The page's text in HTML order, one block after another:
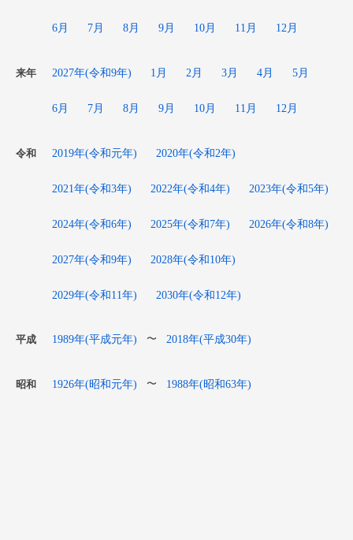
6月 7月 8月 9月 10月 11月 12月
来年 2027年(令和9年) 1月 2月 3月 4月 5月
6月 7月 8月 9月 10月 11月 12月
令和 2019年(令和元年) 2020年(令和2年)
2021年(令和3年) 2022年(令和4年) 2023年(令和5年)
2024年(令和6年) 2025年(令和7年) 2026年(令和8年)
2027年(令和9年) 2028年(令和10年)
2029年(令和11年) 2030年(令和12年)
平成 1989年(平成元年) 〜 2018年(平成30年)
昭和 1926年(昭和元年) 〜 1988年(昭和63年)